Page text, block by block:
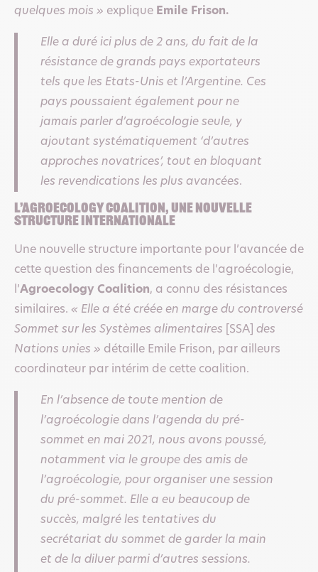
quelques mois » explique Emile Frison.
Elle a duré ici plus de 2 ans, du fait de la
résistance de grands pays exportateurs
tels que les Etats-Unis et l’Argentine. Ces
pays poussaient également pour ne
jamais parler d’agroécologie seule, y
ajoutant systématiquement ‘d’autres
approches novatrices’, tout en bloquant
les revendications les plus avancées.
L’Agroecology Coalition, une nouvelle
structure internationale
Une nouvelle structure importante pour l’avancée de
cette question des financements de l’agroécologie,
l’Agroecology Coalition, a connu des résistances
similaires. « Elle a été créée en marge du controversé
Sommet sur les Systèmes alimentaires
[SSA] des
Nations unies » détaille Emile Frison, par ailleurs
coordinateur par intérim de cette coalition.
En l’absence de toute mention de
l’agroécologie dans l’agenda du pré-
sommet en mai 2021, nous avons poussé,
notamment via le groupe des amis de
l’agroécologie, pour organiser une session
du pré-sommet. Elle a eu beaucoup de
succès, malgré les tentatives du
secrétariat du sommet de garder la main
et de la diluer parmi d’autres sessions.